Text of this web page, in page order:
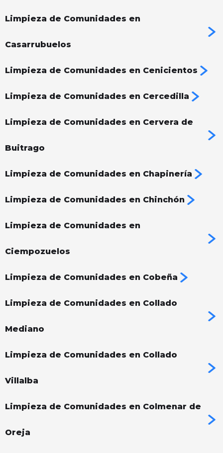
Limpieza de Comunidades en
Casarrubuelos
Limpieza de Comunidades en Cenicientos
Limpieza de Comunidades en Cercedilla
Limpieza de Comunidades en Cervera de
Buitrago
Limpieza de Comunidades en Chapinería
Limpieza de Comunidades en Chinchón
Limpieza de Comunidades en
Ciempozuelos
Limpieza de Comunidades en Cobeña
Limpieza de Comunidades en Collado
Mediano
Limpieza de Comunidades en Collado
Villalba
Limpieza de Comunidades en Colmenar de
Oreja